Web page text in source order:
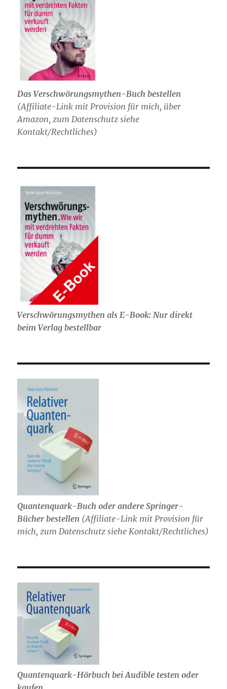
Das Verschwörungsmythen-Buch bestellen
(Affiliate-Link mit Provision für mich, über
Amazon, zum Datenschutz siehe
Kontakt/Rechtliches)
Verschwörungsmythen als E-Book: Nur direkt
beim Verlag bestellbar
Quantenquark-Buch oder andere Springer-
Bücher bestellen (Affiliate-Link mit Provision für
mich, zum Datenschutz siehe Kontakt/Rechtliches)
Quantenquark-Hörbuch bei Audible testen oder